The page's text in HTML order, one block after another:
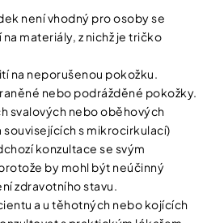
není vhodný pro osoby se
materiály, z nichž je tričko
na neporušenou pokožku.
nebo podrážděné pokožky.
svalových nebo oběhových
s mikrocirkulací)
konzultace se svým
by mohl být neúčinný
zdravotního stavu.
a u těhotných nebo kojících